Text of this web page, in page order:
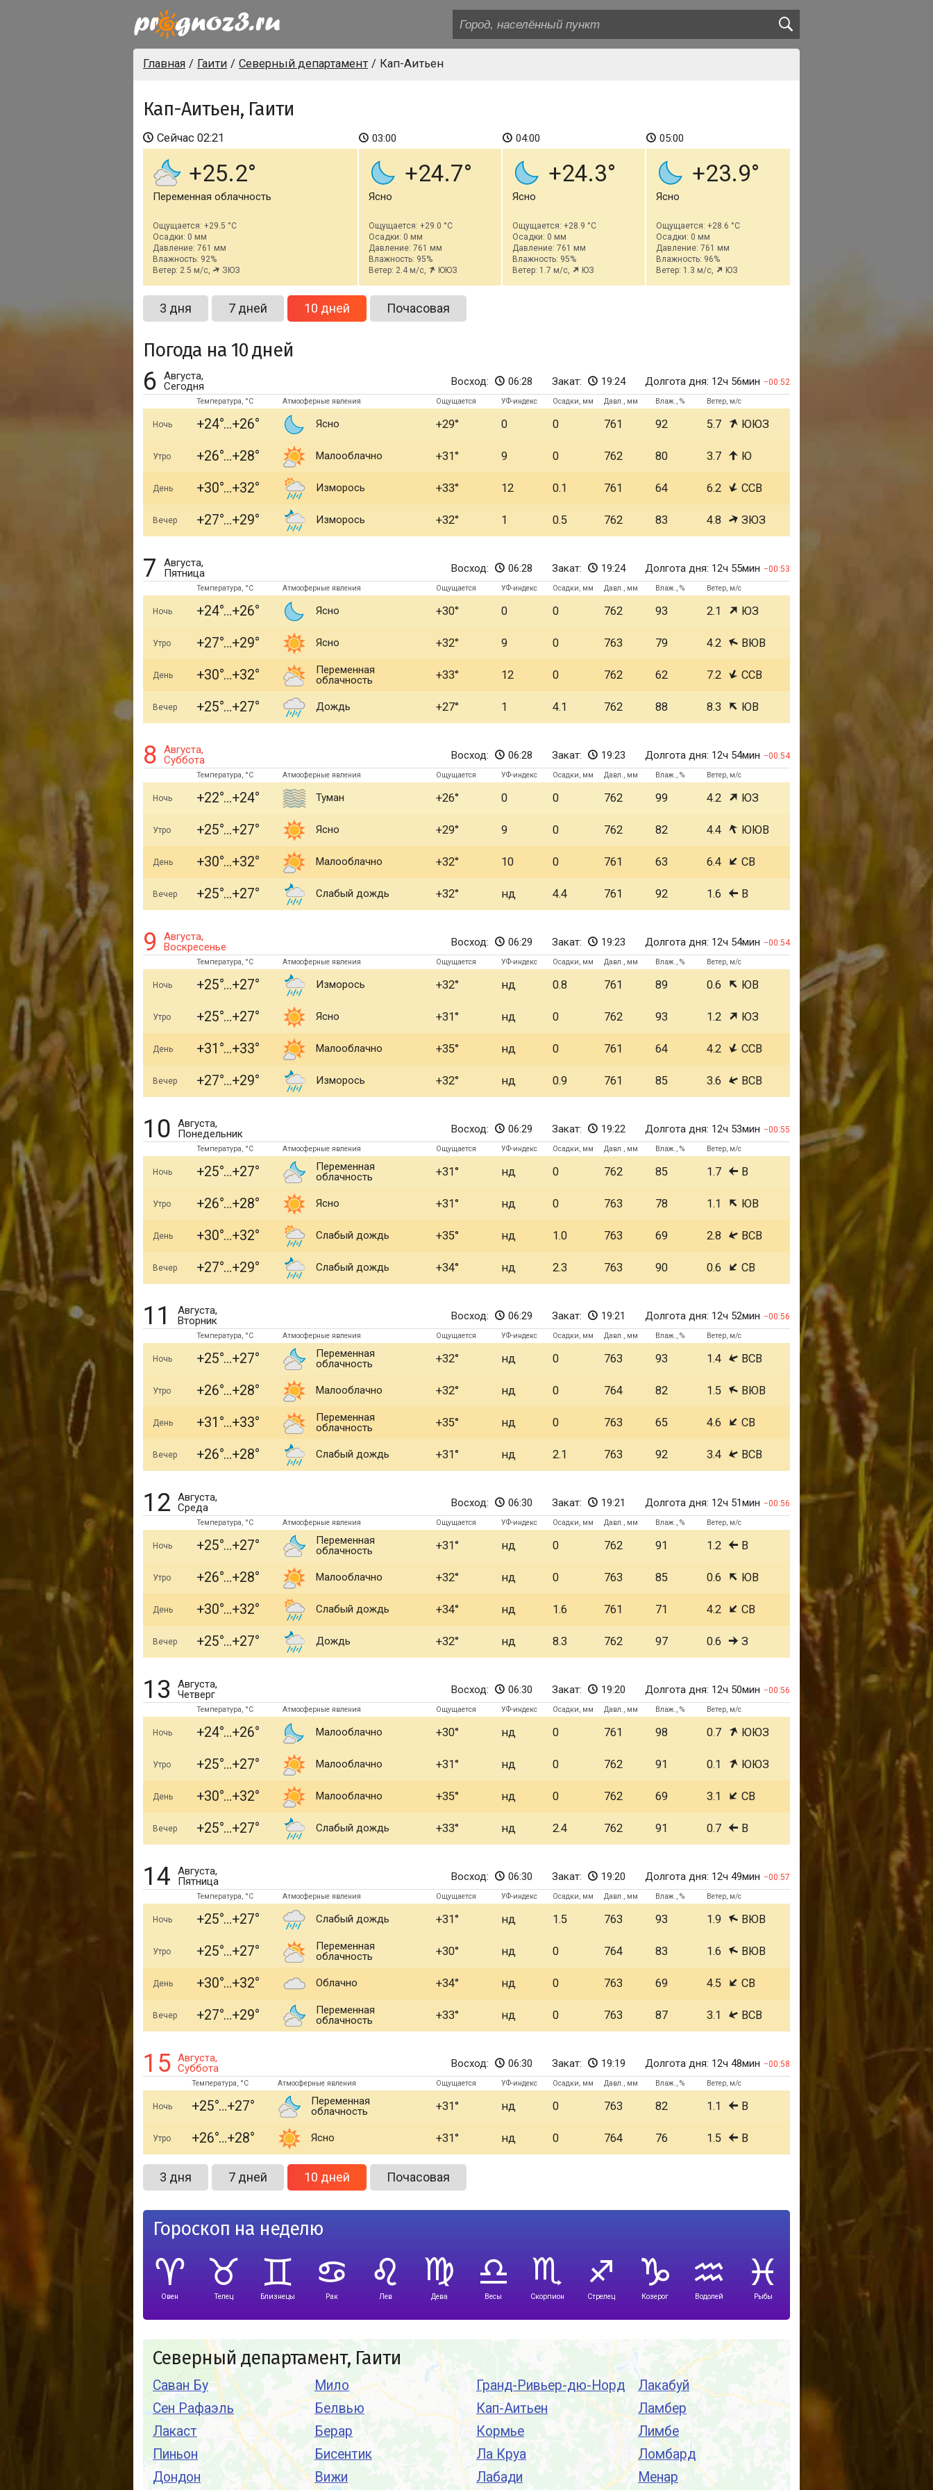
Главная Гаити Северный департамент Кап-Аитьен
Кап-Аитьен, Гаити
Сейчас 02:21
+25.2
Переменная облачность
Ощущается: +29.5 °C
Осадки: 0 мм
Давление: 761 мм
Влажность: 92%
Ветер: 2.5 м/с,
ЗЮЗ
03:00
+24.7
Ясно
Ощущается: +29.0 °C
Осадки: 0 мм
Давление: 761 мм
Влажность: 95%
Ветер: 2.4 м/с,
ЮЮЗ
04:00
+24.3
Ясно
Ощущается: +28.9 °C
Осадки: 0 мм
Давление: 761 мм
Влажность: 95%
Ветер: 1.7 м/с,
ЮЗ
05:00
+23.9
Ясно
Ощущается: +28.6 °C
Осадки: 0 мм
Давление: 761 мм
Влажность: 96%
Ветер: 1.3 м/с,
ЮЗ
3 дня 7 дней 10 дней Почасовая
Погода на 10 дней
6
Августа,
Сегодня
Восход: 06:28 Закат: 19:24 Долгота дня: 12ч 56мин 00:52
Температура, °C Атмосферные явления Ощущается УФ-индекс Осадки, мм Давл., мм Влаж., % Ветер, м/с
Ночь +24 +26 Ясно +29 0 0 761 92 5.7 ЮЮЗ
Утро +26 +28 Малооблачно +31 9 0 762 80 3.7 Ю
День +30 +32 Изморось +33 12 0.1 761 64 6.2 ССВ
Вечер +27 +29 Изморось +32 1 0.5 762 83 4.8 ЗЮЗ
7
Августа,
Пятница
Восход: 06:28 Закат: 19:24 Долгота дня: 12ч 55мин 00:53
Температура, °C Атмосферные явления Ощущается УФ-индекс Осадки, мм Давл., мм Влаж., % Ветер, м/с
Ночь +24 +26 Ясно +30 0 0 762 93 2.1 ЮЗ
Утро +27 +29 Ясно +32 9 0 763 79 4.2 ВЮВ
День +30 +32
Переменная
облачность
+33 12 0 762 62 7.2 ССВ
Вечер +25 +27 Дождь +27 1 4.1 762 88 8.3 ЮВ
8
Августа,
Суббота
Восход: 06:28 Закат: 19:23 Долгота дня: 12ч 54мин 00:54
Температура, °C Атмосферные явления Ощущается УФ-индекс Осадки, мм Давл., мм Влаж., % Ветер, м/с
Ночь +22 +24 Туман +26 0 0 762 99 4.2 ЮЗ
Утро +25 +27 Ясно +29 9 0 762 82 4.4 ЮЮВ
День +30 +32 Малооблачно +32 10 0 761 63 6.4 СВ
Вечер +25 +27 Слабый дождь +32 нд 4.4 761 92 1.6 В
9
Августа,
Воскресенье
Восход: 06:29 Закат: 19:23 Долгота дня: 12ч 54мин 00:54
Температура, °C Атмосферные явления Ощущается УФ-индекс Осадки, мм Давл., мм Влаж., % Ветер, м/с
Ночь +25 +27 Изморось +32 нд 0.8 761 89 0.6 ЮВ
Утро +25 +27 Ясно +31 нд 0 762 93 1.2 ЮЗ
День +31 +33 Малооблачно +35 нд 0 761 64 4.2 ССВ
Вечер +27 +29 Изморось +32 нд 0.9 761 85 3.6 ВСВ
10
Августа,
Понедельник
Восход: 06:29 Закат: 19:22 Долгота дня: 12ч 53мин 00:55
Температура, °C Атмосферные явления Ощущается УФ-индекс Осадки, мм Давл., мм Влаж., % Ветер, м/с
Ночь +25 +27
Переменная
облачность
+31 нд 0 762 85 1.7 В
Утро +26 +28 Ясно +31 нд 0 763 78 1.1 ЮВ
День +30 +32 Слабый дождь +35 нд 1.0 763 69 2.8 ВСВ
Вечер +27 +29 Слабый дождь +34 нд 2.3 763 90 0.6 СВ
11
Августа,
Вторник
Восход: 06:29 Закат: 19:21 Долгота дня: 12ч 52мин 00:56
Температура, °C Атмосферные явления Ощущается УФ-индекс Осадки, мм Давл., мм Влаж., % Ветер, м/с
Ночь +25 +27
Переменная
облачность
+32 нд 0 763 93 1.4 ВСВ
Утро +26 +28 Малооблачно +32 нд 0 764 82 1.5 ВЮВ
День +31 +33
Переменная
облачность
+35 нд 0 763 65 4.6 СВ
Вечер +26 +28 Слабый дождь +31 нд 2.1 763 92 3.4 ВСВ
12
Августа,
Среда
Восход: 06:30 Закат: 19:21 Долгота дня: 12ч 51мин 00:56
Температура, °C Атмосферные явления Ощущается УФ-индекс Осадки, мм Давл., мм Влаж., % Ветер, м/с
Ночь +25 +27
Переменная
облачность
+31 нд 0 762 91 1.2 В
Утро +26 +28 Малооблачно +32 нд 0 763 85 0.6 ЮВ
День +30 +32 Слабый дождь +34 нд 1.6 761 71 4.2 СВ
Вечер +25 +27 Дождь +32 нд 8.3 762 97 0.6 З
13
Августа,
Четверг
Восход: 06:30 Закат: 19:20 Долгота дня: 12ч 50мин 00:56
Температура, °C Атмосферные явления Ощущается УФ-индекс Осадки, мм Давл., мм Влаж., % Ветер, м/с
Ночь +24 +26 Малооблачно +30 нд 0 761 98 0.7 ЮЮЗ
Утро +25 +27 Малооблачно +31 нд 0 762 91 0.1 ЮЮЗ
День +30 +32 Малооблачно +35 нд 0 762 69 3.1 СВ
Вечер +25 +27 Слабый дождь +33 нд 2.4 762 91 0.7 В
14
Августа,
Пятница
Восход: 06:30 Закат: 19:20 Долгота дня: 12ч 49мин 00:57
Температура, °C Атмосферные явления Ощущается УФ-индекс Осадки, мм Давл., мм Влаж., % Ветер, м/с
Ночь +25 +27 Слабый дождь +31 нд 1.5 763 93 1.9 ВЮВ
Утро +25 +27
Переменная
облачность
+30 нд 0 764 83 1.6 ВЮВ
День +30 +32 Облачно +34 нд 0 763 69 4.5 СВ
Вечер +27 +29
Переменная
облачность
+33 нд 0 763 87 3.1 ВСВ
15 Августа,
Суббота
Восход: 06:30 Закат: 19:19 Долгота дня: 12ч 48мин 00:58
Температура, °C Атмосферные явления Ощущается УФ-индекс Осадки, мм Давл., мм Влаж., % Ветер, м/с
Ночь +25 +27
Переменная
облачность
+31 нд 0 763 82 1.1 В
Утро +26 +28 Ясно +31 нд 0 764 76 1.5 В
3 дня 7 дней 10 дней Почасовая
Гороскоп на неделю
Овен Телец Близнецы Рак Лев Дева Весы Скорпион Стрелец Козерог Водолей Рыбы
Северный департамент, Гаити
Саван Бу
Сен Рафаэль
Лакаст
Пиньон
Дондон
Мило
Белвью
Берар
Бисентик
Вижи
Гранд-Ривьер-дю-Норд
Кап-Аитьен
Кормье
Ла Круа
Лабади
Лакабуй
Ламбер
Лимбе
Ломбард
Менар